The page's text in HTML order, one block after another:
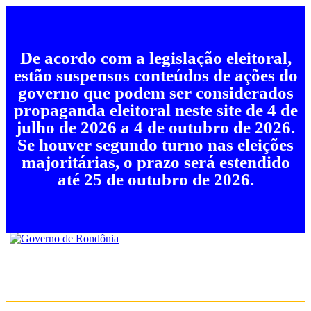
De acordo com a legislação eleitoral,
estão suspensos conteúdos de ações do
governo que podem ser considerados
propaganda eleitoral neste site de 4 de
julho de 2026 a 4 de outubro de 2026.
Se houver segundo turno nas eleições
majoritárias, o prazo será estendido
até 25 de outubro de 2026.